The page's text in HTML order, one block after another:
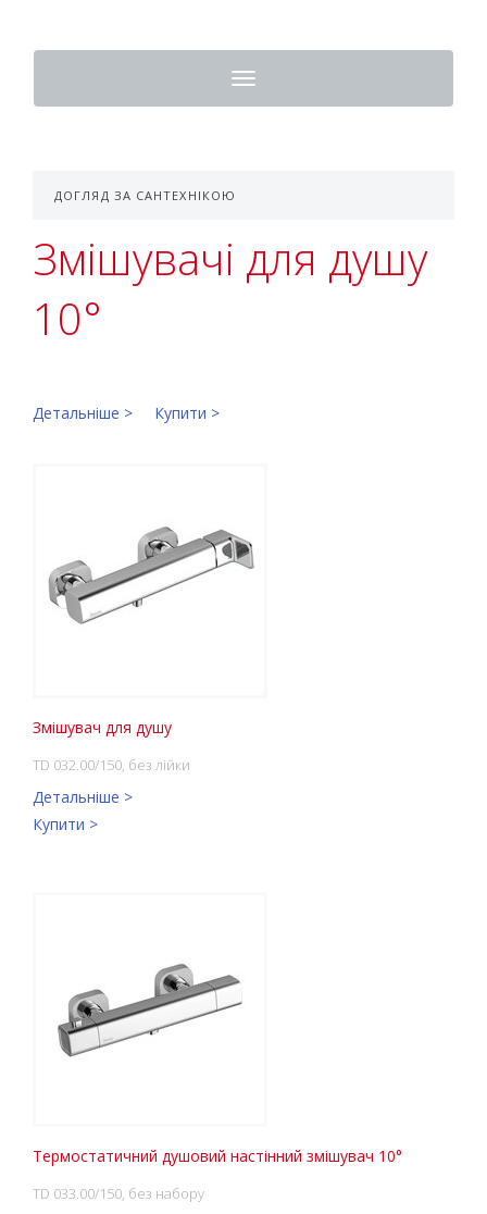
Toggle
navigation
ДОГЛЯД ЗА САНТЕХНІКОЮ
Змішувачі для душу
10°
Детальніше > Купити >
Змішувач для душу
TD 032.00/150, без лійки
Детальніше >
Купити >
Термостатичний душовий настінний змішувач 10°
TD 033.00/150, без набору